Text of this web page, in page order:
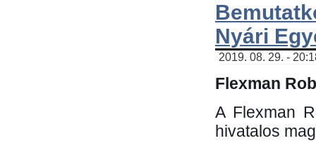
Nyári
2019. 08. 29. -
Flexman
A Flexman
hivatalos